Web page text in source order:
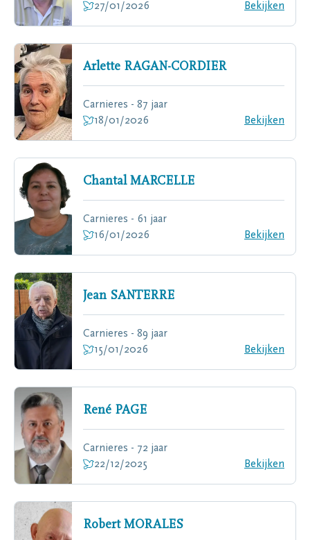
27/01/2026
Bekijken
Arlette RAGAN-CORDIER
Carnieres - 87 jaar
18/01/2026
Bekijken
Chantal MARCELLE
Carnieres - 61 jaar
16/01/2026
Bekijken
Jean SANTERRE
Carnieres - 89 jaar
15/01/2026
Bekijken
René PAGE
Carnieres - 72 jaar
22/12/2025
Bekijken
Robert MORALES